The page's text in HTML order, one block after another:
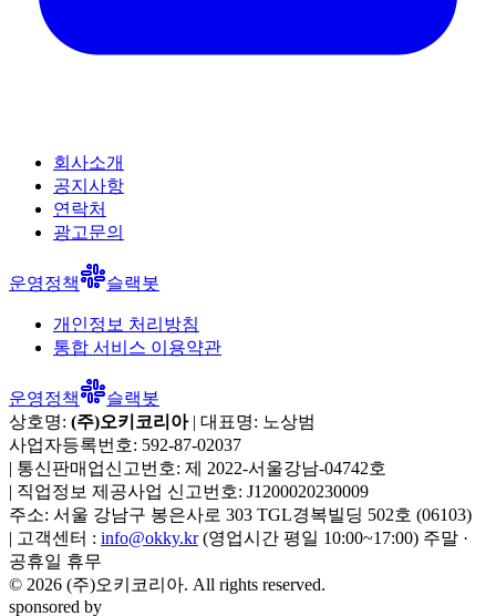
회사소개
공지사항
연락처
광고문의
운영정책 슬랙봇
개인정보 처리방침
통합 서비스 이용약관
운영정책
슬랙봇
상호명: (주)오키코리아| 대표명: 노상범
사업자등록번호: 592-87-02037
| 통신판매업신고번호: 제 2022-서울강남-04742호
| 직업정보 제공사업 신고번호: J1200020230009
주소: 서울 강남구 봉은사로 303 TGL경복빌딩 502호 (06103)
| 고객센터 : info@okky.kr (영업시간 평일 10:00~17:00) 주말 ·
공휴일 휴무
© 2026 (주)오키코리아. All rights reserved.
sponsored by